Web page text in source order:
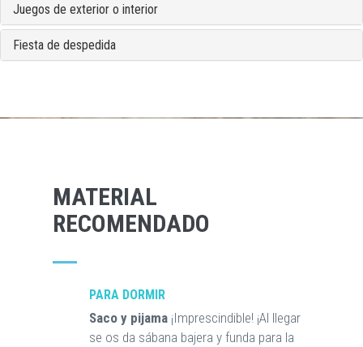
Juegos de exterior o interior
Fiesta de despedida
MATERIAL
RECOMENDADO
PARA DORMIR
Saco y pijama ¡Imprescindible! ¡Al llegar
se os da sábana bajera y funda para la